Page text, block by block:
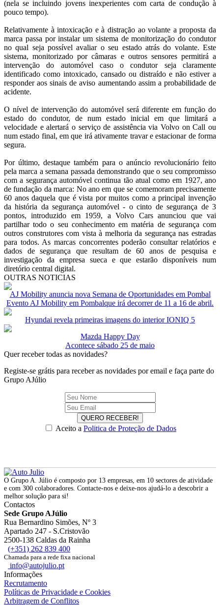
(nela se incluindo jovens inexperientes com carta de condução à
pouco tempo).
Relativamente à intoxicação e à distração ao volante a proposta da
marca passa por instalar um sistema de monitorização do condutor
no qual seja possível avaliar o seu estado atrás do volante. Este
sistema, monitorizado por câmaras e outros sensores permitirá a
intervenção do automóvel caso o condutor seja claramente
identificado como intoxicado, cansado ou distraído e não estiver a
responder aos sinais de aviso aumentando assim a probabilidade de
acidente.
O nível de intervenção do automóvel será diferente em função do
estado do condutor, de num estado inicial em que limitará a
velocidade e alertará o serviço de assistência via Volvo on Call ou
num estado final, em que irá ativamente travar e estacionar de forma
segura.
Por último, destaque também para o anúncio revolucionário feito
pela marca a semana passada demonstrando que o seu compromisso
com a segurança automóvel continua tão atual como em 1927, ano
de fundação da marca: No ano em que se comemoram precisamente
60 anos daquela que é vista por muitos como a principal invenção
da história da segurança automóvel - o cinto de segurança de 3
pontos, introduzido em 1959, a Volvo Cars anunciou que vai
partilhar todo o seu conhecimento em matéria de segurança com
outros construtores com vista à melhoria da segurança nas estradas
para todos. As marcas concorrentes poderão consultar relatórios e
dados de segurança que resultam de 60 anos de pesquisa e
investigação da empresa sueca e que estarão disponíveis num
diretório central digital.
OUTRAS NOTICIAS
AJ Mobility anuncia nova Semana de Oportunidades em Pombal
Evento AJ Mobility em Pombalque irá decorrer de 11 a 16 de abril.
Hyundai revela primeiras imagens do interior IONIQ 5
Mazda Happy Day
Acontece sábado 25 de maio
Quer receber todas as novidades?
Registe-se grátis para receber as novidades por email e faça parte do
Grupo AJúlio
QUERO RECEBER!
Aceito a Politica de Proteção de Dados
O Grupo A. Júlio é composto por 13 empresas, em 10 sectores de atividade
e com 300 colaboradores. Contacte-nos e deixe-nos ajudá-lo a descobrir a
melhor solução para si!
Contactos
Sede Grupo AJúlio
Rua Bernardino Simões, Nº 3
Apartado 247 - S.Cristovão
2500-138 Caldas da Rainha
(+351) 262 839 400
Chamada para a rede fixa nacional
info@autojulio.pt
Informações
Recrutamento
Políticas de Privacidade e Cookies
Arbitragem de Conflitos